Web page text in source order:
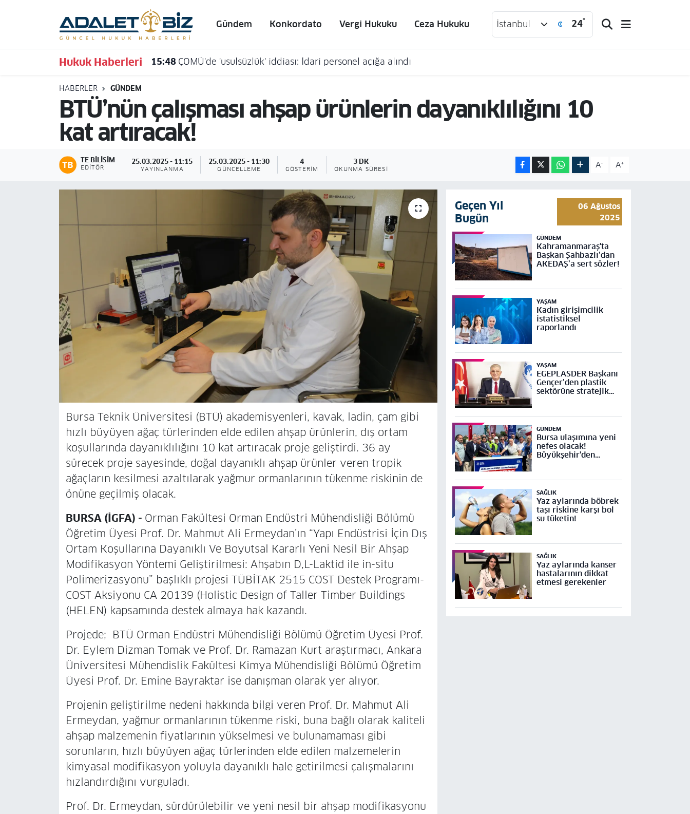
Gündem Konkordato Vergi Hukuku Ceza Hukuku İstanbul 24°
Hukuk Haberleri 15:48 ÇOMÜ'de 'usulsüzlük' iddiası: İdari personel açığa alındı
HABERLER GÜNDEM
BTÜ’nün çalışması ahşap ürünlerin dayanıklılığını 10
kat artıracak!
TE BILISIM
EDITÖR
25.03.2025 - 11:15
YAYINLANMA
25.03.2025 - 11:30
GÜNCELLEME
4
GÖSTERIM
3 DK
OKUNMA SÜRESI A- A+
Bursa Teknik Üniversitesi (BTÜ) akademisyenleri, kavak, ladin, çam gibi
hızlı büyüyen ağaç türlerinden elde edilen ahşap ürünlerin, dış ortam
koşullarında dayanıklılığını 10 kat artıracak proje geliştirdi. 36 ay
sürecek proje sayesinde, doğal dayanıklı ahşap ürünler veren tropik
ağaçların kesilmesi azaltılarak yağmur ormanlarının tükenme riskinin de
önüne geçilmiş olacak.
BURSA (İGFA) - Orman Fakültesi Orman Endüstri Mühendisliği Bölümü
Öğretim Üyesi Prof. Dr. Mahmut Ali Ermeydan’ın “Yapı Endüstrisi İçin Dış
Ortam Koşullarına Dayanıklı Ve Boyutsal Kararlı Yeni Nesil Bir Ahşap
Modifikasyon Yöntemi Geliştirilmesi: Ahşabın D,L-Laktid ile in-situ
Polimerizasyonu” başlıklı projesi TÜBİTAK 2515 COST Destek Programı-
COST Aksiyonu CA 20139 (Holistic Design of Taller Timber Buildings
(HELEN) kapsamında destek almaya hak kazandı.
Projede; BTÜ Orman Endüstri Mühendisliği Bölümü Öğretim Üyesi Prof.
Dr. Eylem Dizman Tomak ve Prof. Dr. Ramazan Kurt araştırmacı, Ankara
Üniversitesi Mühendislik Fakültesi Kimya Mühendisliği Bölümü Öğretim
Üyesi Prof. Dr. Emine Bayraktar ise danışman olarak yer alıyor.
Projenin geliştirilme nedeni hakkında bilgi veren Prof. Dr. Mahmut Ali
Ermeydan, yağmur ormanlarının tükenme riski, buna bağlı olarak kaliteli
ahşap malzemenin fiyatlarının yükselmesi ve bulunamaması gibi
sorunların, hızlı büyüyen ağaç türlerinden elde edilen malzemelerin
kimyasal modifikasyon yoluyla dayanıklı hale getirilmesi çalışmalarını
hızlandırdığını vurguladı.
Prof. Dr. Ermeydan, sürdürülebilir ve yeni nesil bir ahşap modifikasyonu
Geçen Yıl
Bugün
06 Ağustos
2025
GÜNDEM
Kahramanmaraş'ta
Başkan Şahbazlı’dan
AKEDAŞ’a sert sözler!
YAŞAM
Kadın girişimcilik
istatistiksel
raporlandı
YAŞAM
EGEPLASDER Başkanı
Gençer’den plastik
sektörüne stratejik
GÜNDEM
Bursa ulaşımına yeni
nefes olacak!
Büyükşehir'den
Projesi’ne temel
SAĞLIK
Yaz aylarında böbrek
taşı riskine karşı bol
su tüketin!
SAĞLIK
Yaz aylarında kanser
hastalarının dikkat
etmesi gerekenler
Hava Durumu
Trafik Durumu
Süper Lig Puan Durumu ve Fikstür
Tüm Manşetler
Son Dakika Haberleri
Haber Arşivi